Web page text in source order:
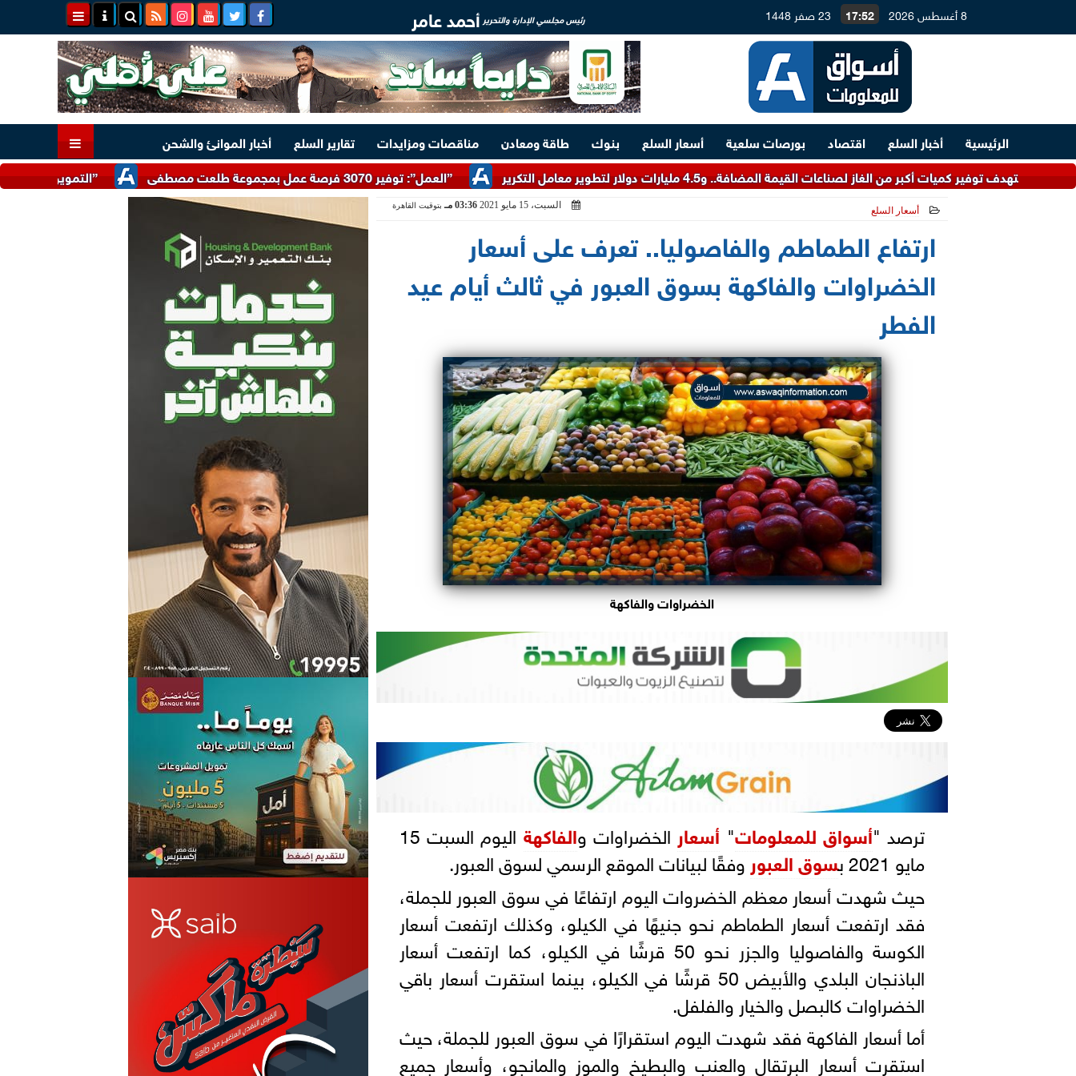
8 أغسطس 2026 17:52 23 صفر 1448 رئيس مجلسي الإدارة والتحرير أحمد عامر
الرئيسية أخبار السلع اقتصاد بورصات سلعية أسعار السلع بنوك طاقة ومعادن مناقصات ومزايدات تقارير السلع
أخبار الموانئ والشحن
”التموين” تتلقى 17 ألف شكوى واستفسار تتعلق بضبط الأسواق وتوفير السلع خلال يوليو
”العمل”: توفير 3070 فرصة عمل بمجموعة طلعت مصطفى من الغاز لصناعات القيمة المضافة.. و4.5 مليارات دولار لتطوير معامل التكرير
أسعار السلع السبت، 15 مايو 2021 03:36 مـ بتوقيت القاهرة
ارتفاع الطماطم والفاصوليا.. تعرف على أسعار
الخضراوات والفاكهة بسوق العبور في ثالث أيام عيد
الفطر
الخضراوات والفاكهة
ترصد "أسواق للمعلومات" أسعار الخضراوات والفاكهة
اليوم السبت 15
مايو 2021 ب
سوق العبور وفقًا لبيانات الموقع الرسمي لسوق العبور.
حيث شهدت أسعار معظم الخضروات اليوم ارتفاعًا في سوق العبور للجملة،
فقد ارتفعت أسعار الطماطم نحو جنيهًا في الكيلو، وكذلك ارتفعت أسعار
الكوسة والفاصوليا والجزر نحو 50 قرشًا في الكيلو، كما ارتفعت أسعار
الباذنجان البلدي والأبيض 50 قرشًا في الكيلو، بينما استقرت أسعار باقي
الخضراوات كالبصل والخيار والفلفل.
أما أسعار الفاكهة فقد شهدت اليوم استقرارًا في سوق العبور للجملة، حيث
استقرت أسعار البرتقال والعنب والبطيخ والموز والمانجو، وأسعار جميع